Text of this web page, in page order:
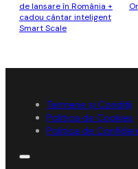
de lansare în România +
cadou cântar inteligent
Smart Scale
Termene și Condiții
Politica de Cookies
Politica de